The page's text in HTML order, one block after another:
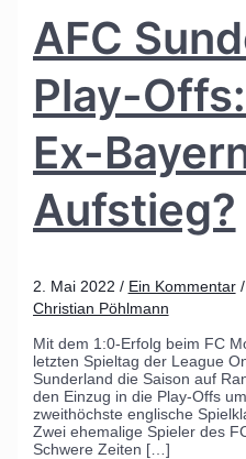
AFC
Play-
Ex-
Aufstieg?
2. Mai 2022 / Ein Kommentar /
Christian Pöhlmann
Mit dem 1:0-Erfolg beim FC
letzten Spieltag der League
Sunderland die Saison auf
den Einzug in die Play-Offs
zweithöchste englische
Zwei ehemalige Spieler des
Schwere Zeiten […]